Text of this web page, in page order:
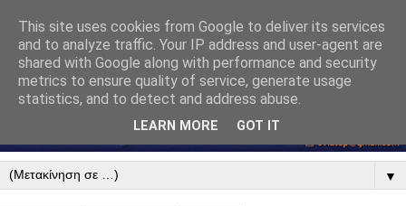
▼
This site uses cookies from Google to deliver its services
and to analyze traffic. Your IP address and user-agent are
shared with Google along with performance and security
metrics to ensure quality of service, generate usage
statistics, and to detect and address abuse.
LEARN MORE GOT IT